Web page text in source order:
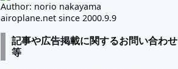
Author: norio nakayama
airoplane.net since 2000.9.9
記事や広告掲載に関するお問い合わせ
等